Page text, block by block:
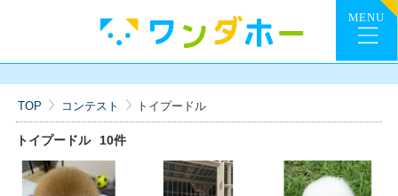
TOP コンテスト トイプードル
トイプードル 10件